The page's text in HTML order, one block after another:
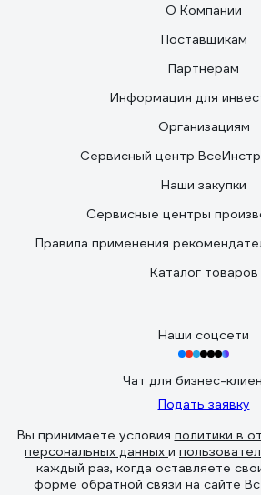
О Компании
Поставщикам
Партнерам
Информация для
Организациям
Сервисный центр
Наши закупки
Сервисные центры
Правила применения
Каталог товаров
Наши соцсети
Чат для бизнес-
Подать заявку
Вы принимаете условия политики в
персональных данных и
каждый раз, когда оставляете
форме обратной связи на сайте